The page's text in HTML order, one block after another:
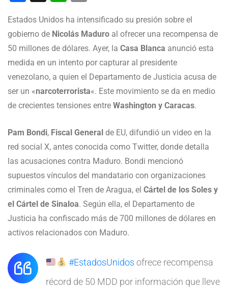
Estados Unidos ha intensificado su presión sobre el
gobierno de Nicolás Maduro al ofrecer una recompensa de
50 millones de dólares. Ayer, la Casa Blanca anunció esta
medida en un intento por capturar al presidente
venezolano, a quien el Departamento de Justicia acusa de
ser un «narcoterrorista«. Este movimiento se da en medio
de crecientes tensiones entre Washington y Caracas.
Pam Bondi, Fiscal General de EU, difundió un video en la
red social X, antes conocida como Twitter, donde detalla
las acusaciones contra Maduro. Bondi mencionó
supuestos vínculos del mandatario con organizaciones
criminales como el Tren de Aragua, el Cártel de los Soles y
el Cártel de Sinaloa. Según ella, el Departamento de
Justicia ha confiscado más de 700 millones de dólares en
activos relacionados con Maduro.
#EstadosUnidos ofrece recompensa
récord de 50 MDD por información que lleve